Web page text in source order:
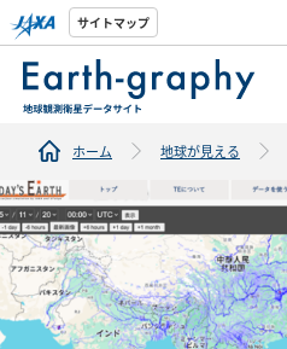
サイトマップ
ホーム 地球が見える